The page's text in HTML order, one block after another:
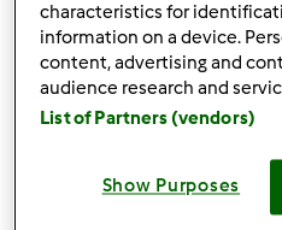
Który model Thermomix
tm6
Komentarze
characteristics for
information on a device.
content, advertising and
audience research and
List of Partners (vendors)
Show Purposes